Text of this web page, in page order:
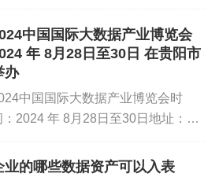
数据知识产权登记、数据资产登记
为数据确权提供有力的证据和保
公证存证，确保数据的真实性和不
依据《企业数据资源相关会计处理暂
规定》以及《企业会计准则》的相关
定。以下是关于如何确认为...
中国国际大数据产业博览会
年 8月28日至30日 在贵阳市
办
中国国际大数据产业博览会时
：2024 年 8月28日至30日地址：贵
字经济高质量发展新未来网址：
业的哪些数据资产可以入表